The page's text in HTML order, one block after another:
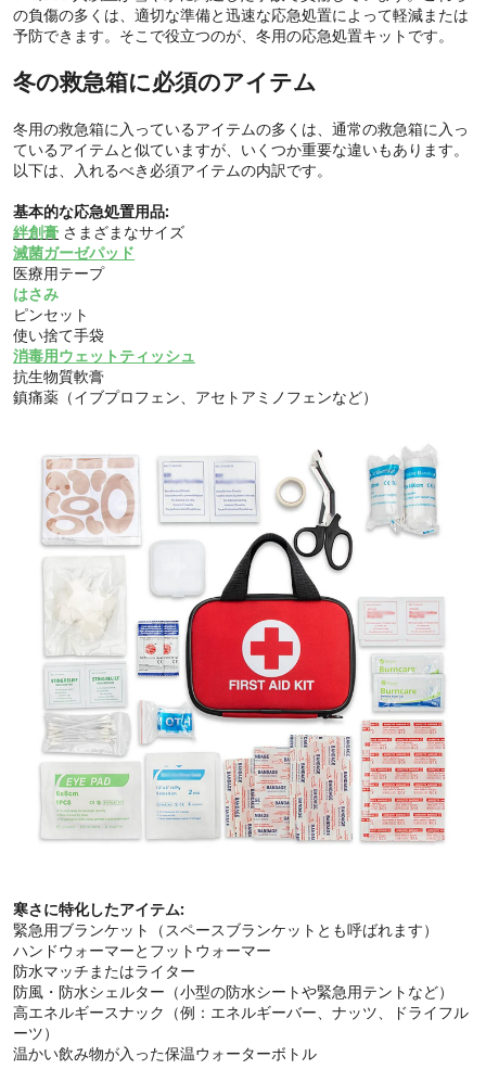
の負傷の多くは、適切な準備と迅速な応急処置によって軽減または
予防できます。そこで役立つのが、冬用の応急処置キットです。
冬の救急箱に必須のアイテム
冬用の救急箱に入っているアイテムの多くは、通常の救急箱に入っ
ているアイテムと似ていますが、いくつか重要な違いもあります。
以下は、入れるべき必須アイテムの内訳です。
基本的な応急処置用品:
絆創膏 さまざまなサイズ
滅菌ガーゼパッド
医療用テープ
はさみ
ピンセット
使い捨て手袋
消毒用ウェットティッシュ
抗生物質軟膏
鎮痛薬（イブプロフェン、アセトアミノフェンなど）
寒さに特化したアイテム:
緊急用ブランケット（スペースブランケットとも呼ばれます）
ハンドウォーマーとフットウォーマー
防水マッチまたはライター
防風・防水シェルター（小型の防水シートや緊急用テントなど）
高エネルギースナック（例：エネルギーバー、ナッツ、ドライフル
ーツ）
温かい飲み物が入った保温ウォーターボトル